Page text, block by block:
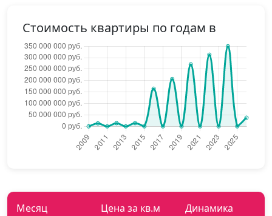
Стоимость квартиры по годам в
Месяц Цена за кв.м Динамика